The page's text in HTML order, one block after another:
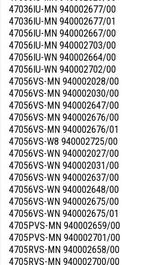
47036IU-MN 940002677/00
47036IU-MN 940002677/01
47056IU-MN 940002667/00
47056IU-MN 940002703/00
47056IU-WN 940002664/00
47056IU-WN 940002702/00
47056VS-MN 940002028/00
47056VS-MN 940002030/00
47056VS-MN 940002647/00
47056VS-MN 940002676/00
47056VS-MN 940002676/01
47056VS-W8 940002725/00
47056VS-WN 940002027/00
47056VS-WN 940002031/00
47056VS-WN 940002637/00
47056VS-WN 940002648/00
47056VS-WN 940002675/00
47056VS-WN 940002675/01
4705PVS-MN 940002659/00
4705PVS-MN 940002701/00
4705RVS-MN 940002658/00
4705RVS-MN 940002700/00